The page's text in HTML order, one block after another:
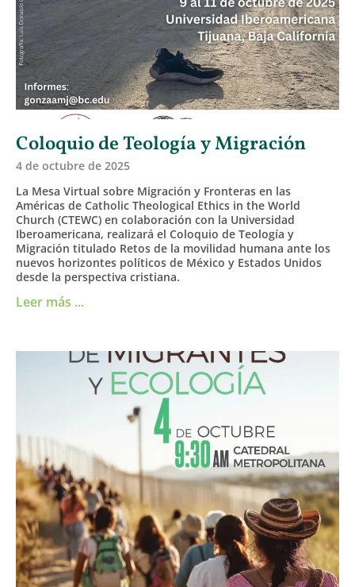
Coloquio de Teología y Migración
4 de octubre de 2025
La Mesa Virtual sobre Migración y Fronteras en las
Américas de Catholic Theological Ethics in the World
Church (CTEWC) en colaboración con la Universidad
Iberoamericana, realizará el Coloquio de Teología y
Migración titulado Retos de la movilidad humana ante los
nuevos horizontes políticos de México y Estados Unidos
desde la perspectiva cristiana.
Leer más ...